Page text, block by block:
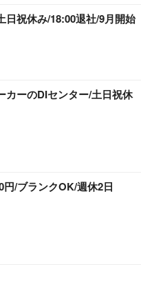
日祝休み/18:00退社/9月開始
カーのDIセンター/土日祝休
/ブランクOK/週休2日